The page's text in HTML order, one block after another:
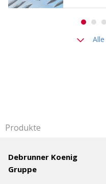
Produkte
Debrunner Koenig
Gruppe